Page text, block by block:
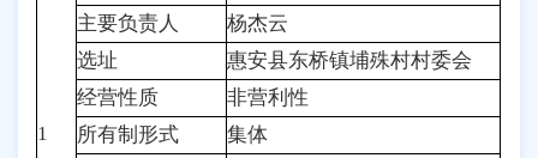
1
主要负责人
杨杰云
选址
惠安县东桥镇埔殊村村委会
经营性质
非营利性
所有制形式
集体